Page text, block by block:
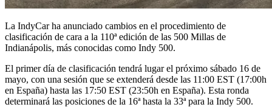
La IndyCar ha anunciado cambios en el procedimiento de
clasificación de cara a la 110ª edición de las 500 Millas de
Indianápolis, más conocidas como Indy 500.
El primer día de clasificación tendrá lugar el próximo sábado 16 de
mayo, con una sesión que se extenderá desde las 11:00 EST (17:00h
en España) hasta las 17:50 EST (23:50h en España). Esta ronda
determinará las posiciones de la 16ª hasta la 33ª para la Indy 500.